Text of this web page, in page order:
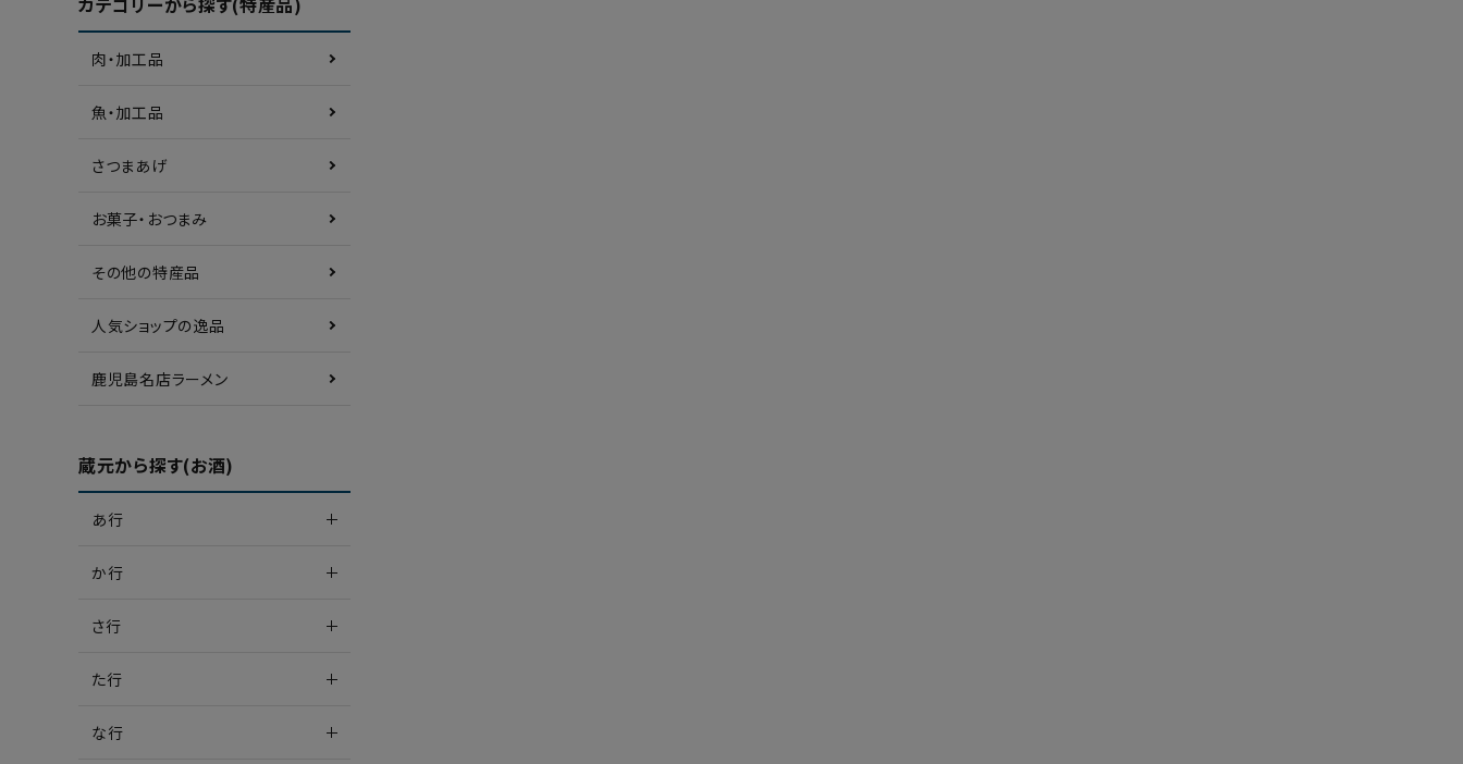
肉・加工品
魚・加工品
さつまあげ
お菓子・おつまみ
その他の特産品
人気ショップの逸品
鹿児島名店ラーメン
蔵元から探す(お酒)
あ行
か行
さ行
た行
な行